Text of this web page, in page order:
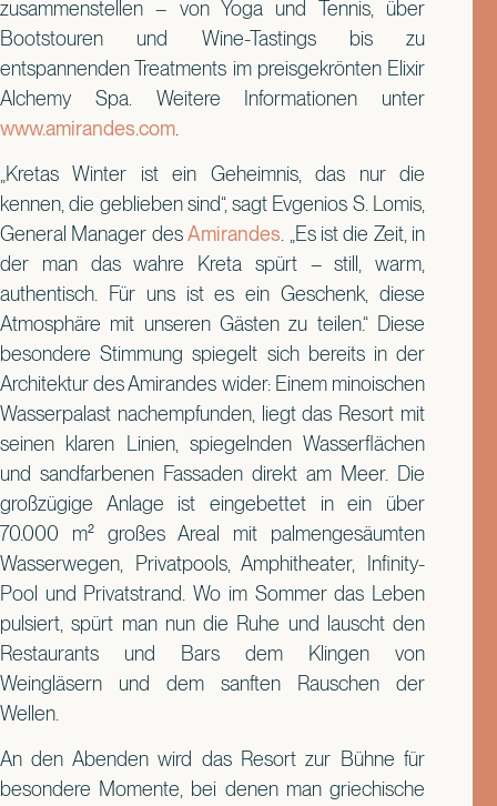
zusammenstellen – von Yoga und Tennis, über
Bootstouren und Wine-Tastings bis zu
entspannenden Treatments im preisgekrönten Elixir
Alchemy Spa. Weitere Informationen unter
www.amirandes.com
„Kretas Winter ist ein Geheimnis, das nur die
kennen, die geblieben sind“, sagt Evgenios S. Lomis,
General Manager desAmirandes . „Es ist die Zeit, in
der man das wahre Kreta spürt – still, warm,
authentisch. Für uns ist es ein Geschenk, diese
Atmosphäre mit unseren Gästen zu teilen.“ Diese
besondere Stimmung spiegelt sich bereits in der
Architektur des Amirandes wider: Einem minoischen
Wasserpalast nachempfunden, liegt das Resort mit
seinen klaren Linien, spiegelnden Wasserflächen
und sandfarbenen Fassaden direkt am Meer. Die
großzügige Anlage ist eingebettet in ein über
70.000 m² großes Areal mit palmengesäumten
Wasserwegen, Privatpools, Amphitheater, Infinity-
Pool und Privatstrand. Wo im Sommer das Leben
pulsiert, spürt man nun die Ruhe und lauscht den
Restaurants und Bars dem Klingen von
Weingläsern und dem sanften Rauschen der
Wellen.
An den Abenden wird das Resort zur Bühne für
besondere Momente, bei denen man griechische